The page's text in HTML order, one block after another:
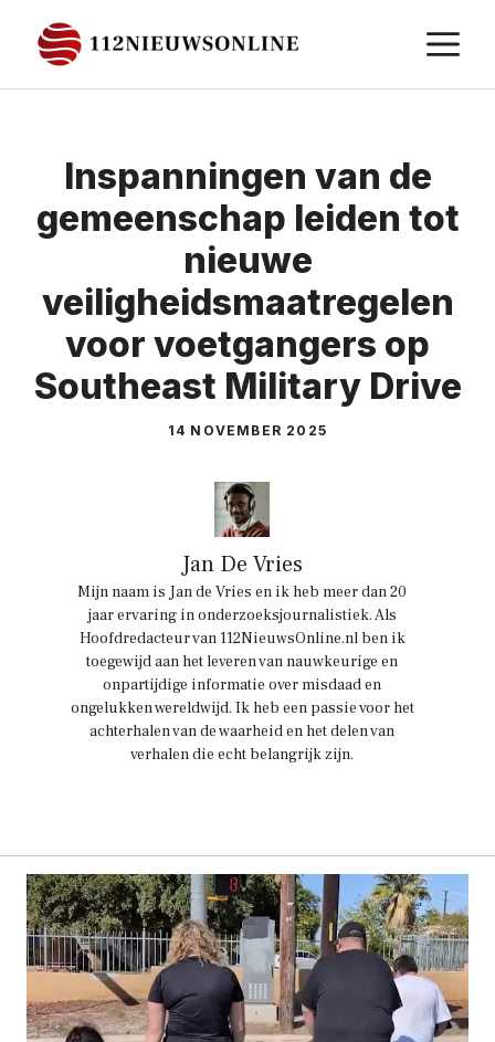
naar
de
Inspanningen van de
gemeenschap leiden tot
nieuwe
veiligheidsmaatregelen
voor voetgangers op
Southeast Military Drive
14 NOVEMBER 2025
Jan De Vries
Mijn naam is Jan de Vries en ik heb meer dan 20
jaar ervaring in onderzoeksjournalistiek. Als
Hoofdredacteur van 112NieuwsOnline.nl ben ik
toegewijd aan het leveren van nauwkeurige en
onpartijdige informatie over misdaad en
ongelukken wereldwijd. Ik heb een passie voor het
achterhalen van de waarheid en het delen van
verhalen die echt belangrijk zijn.